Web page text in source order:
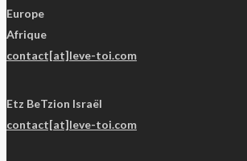
Europe
Afrique
contact[at]leve-toi.com
Etz BeTzion Israël
contact[at]leve-toi.com